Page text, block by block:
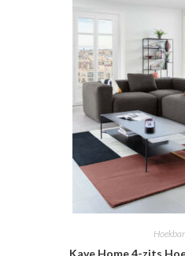
Kave Home 4-zits